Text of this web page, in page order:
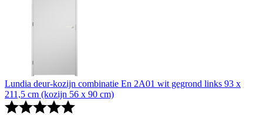
Lundia deur-kozijn combinatie En 2A01 wit gegrond links 93 x
211,5 cm (kozijn 56 x 90 cm)